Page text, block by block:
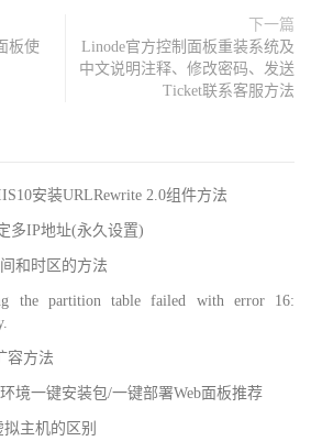
板使
下一篇
Linode官方控制面板重装系统及
中文说明注释、修改密码、发送
Ticket联系客服方法
安装URLRewrite 2.0组件方法
多IP地址(永久设置)
和时区的方法
the partition table failed with error 16:
容方法
境一键安装包/一键部署Web面板推荐
主机的区别